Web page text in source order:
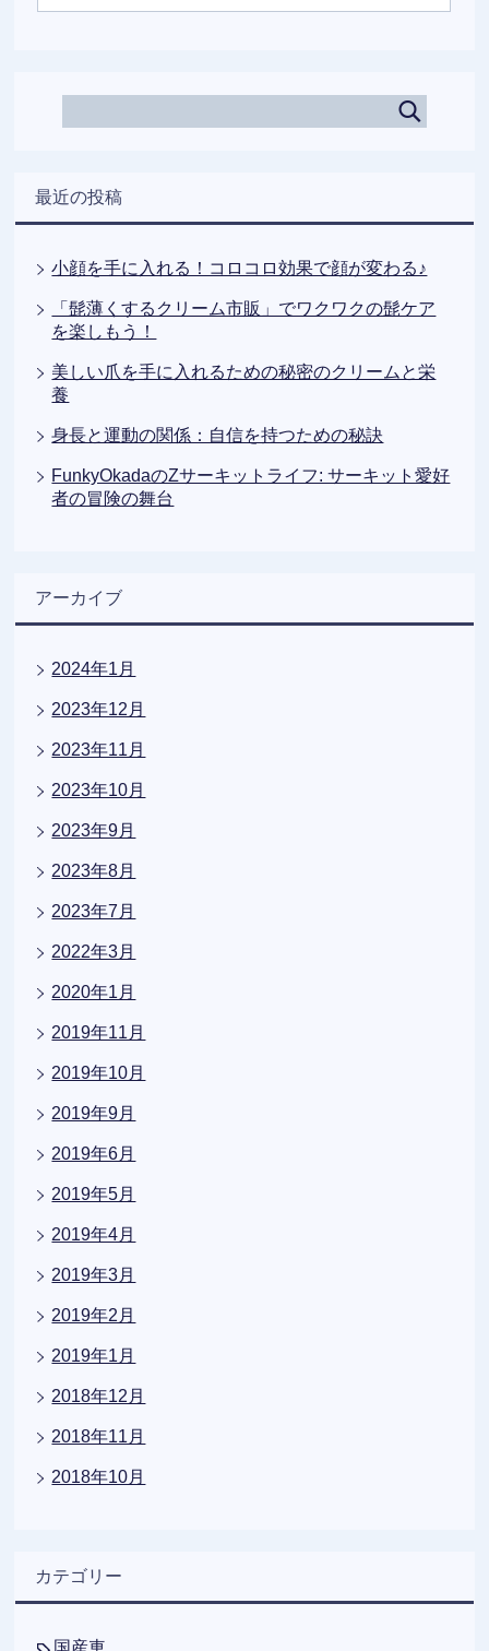
最近の投稿
小顔を手に入れる！コロコロ効果で顔が変わる♪
「髭薄くするクリーム市販」でワクワクの髭ケア
を楽しもう！
美しい爪を手に入れるための秘密のクリームと栄
養
身長と運動の関係：自信を持つための秘訣
FunkyOkadaのZサーキットライフ: サーキット愛好
者の冒険の舞台
アーカイブ
2024年1月
2023年12月
2023年11月
2023年10月
2023年9月
2023年8月
2023年7月
2022年3月
2020年1月
2019年11月
2019年10月
2019年9月
2019年6月
2019年5月
2019年4月
2019年3月
2019年2月
2019年1月
2018年12月
2018年11月
2018年10月
カテゴリー
国産車